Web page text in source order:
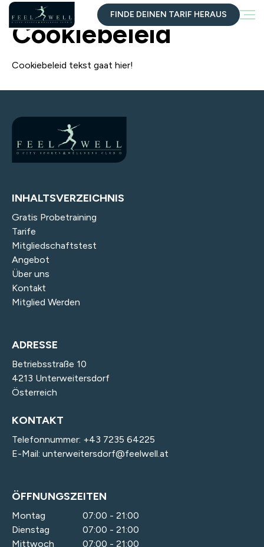
FINDE DEINEN TARIF HERAUS
Cookiebeleid
Cookiebeleid tekst gaat hier!
INHALTSVERZEICHNIS
Gratis Probetraining
Tarife
Mitgliedschaftstest
Angebot
Über uns
Kontakt
Mitglied Werden
ADRESSE
Betriebsstraße 10
4213 Unterweitersdorf
Österreich
KONTAKT
Telefonnummer: +43 7235 64225
E-Mail: unterweitersdorf@feelwell.at
ÖFFNUNGSZEITEN
Montag
07:00 - 21:00
Dienstag
07:00 - 21:00
Mittwoch
07:00 - 21:00